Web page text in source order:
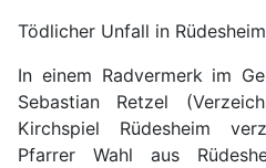
Tödlicher Unfall in
In einem Radvermerk im
Sebastian Retzel
Kirchspiel Rüdesheim
Pfarrer Wahl aus